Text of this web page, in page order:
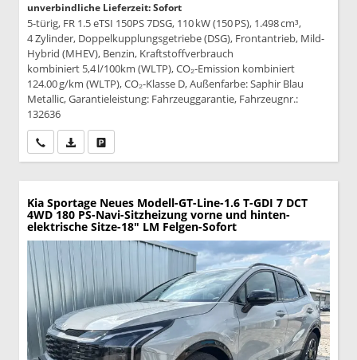
unverbindliche Lieferzeit: Sofort
5-türig, FR 1.5 eTSI 150PS 7DSG, 110 kW (150 PS), 1.498 cm³,
4 Zylinder, Doppelkupplungsgetriebe (DSG), Frontantrieb, Mild-
Hybrid (MHEV), Benzin, Kraftstoffverbrauch
kombiniert 5,4 l/100km (WLTP), CO₂-Emission kombiniert
124.00 g/km (WLTP), CO₂-Klasse D, Außenfarbe: Saphir Blau
Metallic, Garantieleistung: Fahrzeuggarantie, Fahrzeugnr.:
132636
Wir rufen Sie anPDF-Datei, Fahrzeugexposé drucken
Kia Sportage Neues Modell-GT-Line-1.6 T-GDI 7 DCT
4WD 180 PS-Navi-Sitzheizung vorne und hinten-
elektrische Sitze-18" LM Felgen-Sofort